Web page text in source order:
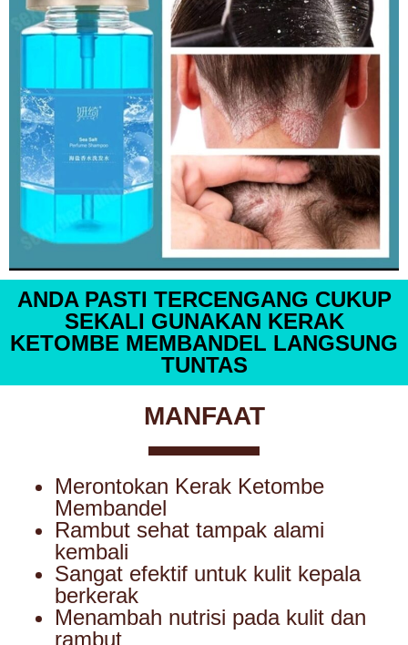
ANDA PASTI TERCENGANG CUKUP
SEKALI GUNAKAN KERAK
KETOMBE MEMBANDEL LANGSUNG
TUNTAS
MANFAAT
Merontokan Kerak Ketombe
Membandel
Rambut sehat tampak alami
kembali
Sangat efektif untuk kulit kepala
berkerak
Menambah nutrisi pada kulit dan
rambut